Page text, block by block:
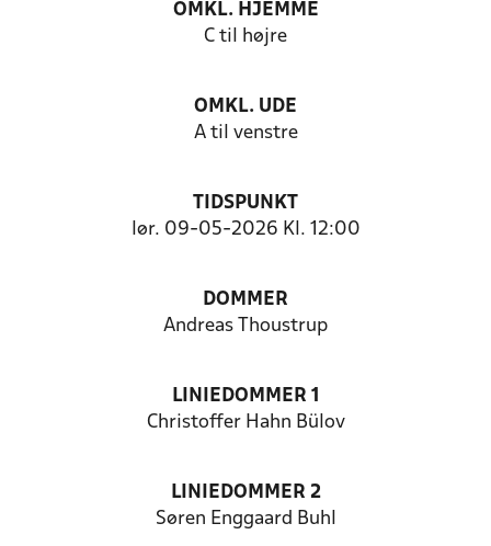
OMKL. HJEMME
C til højre
OMKL. UDE
A til venstre
TIDSPUNKT
lør. 09-05-2026 Kl. 12:00
DOMMER
Andreas Thoustrup
LINIEDOMMER 1
Christoffer Hahn Bülov
LINIEDOMMER 2
Søren Enggaard Buhl